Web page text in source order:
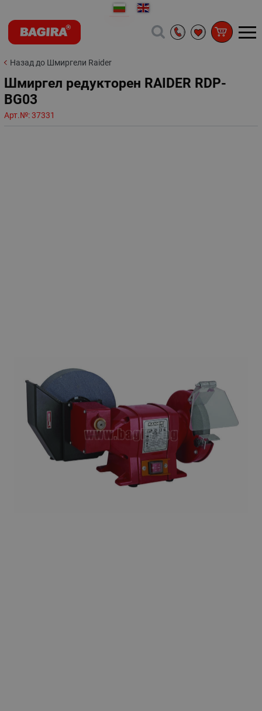
Назад до Шмиргели Raider
Шмиргел редукторен RAIDER RDP-
BG03
Арт.№:37331